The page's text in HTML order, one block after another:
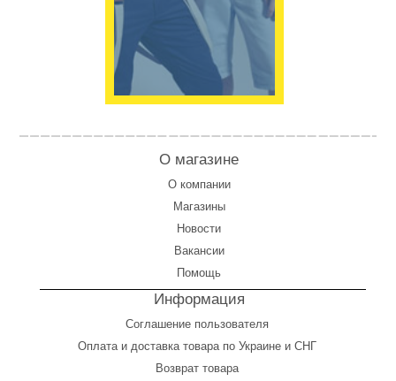
О магазине
О компании
Магазины
Новости
Вакансии
Помощь
Информация
Соглашение пользователя
Оплатаи доставка товара по Украине и СНГ
Возврат товара